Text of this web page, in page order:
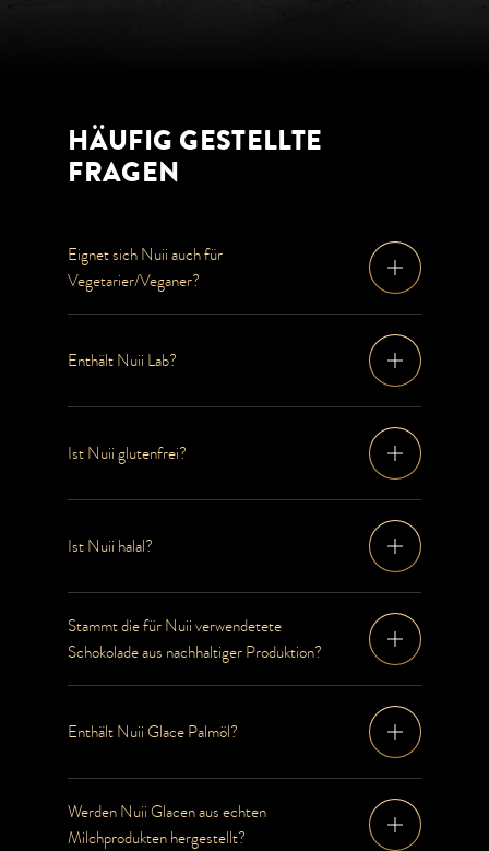
HÄUFIG GESTELLTE
FRAGEN
Eignet sich Nuii auch für
Vegetarier/Veganer?
Enthält Nuii Lab?
Ist Nuii glutenfrei?
Ist Nuii halal?
Stammt die für Nuii verwendetete
Schokolade aus nachhaltiger Produktion?
Enthält Nuii Glace Palmöl?
Werden Nuii Glacen aus echten
Milchprodukten hergestellt?